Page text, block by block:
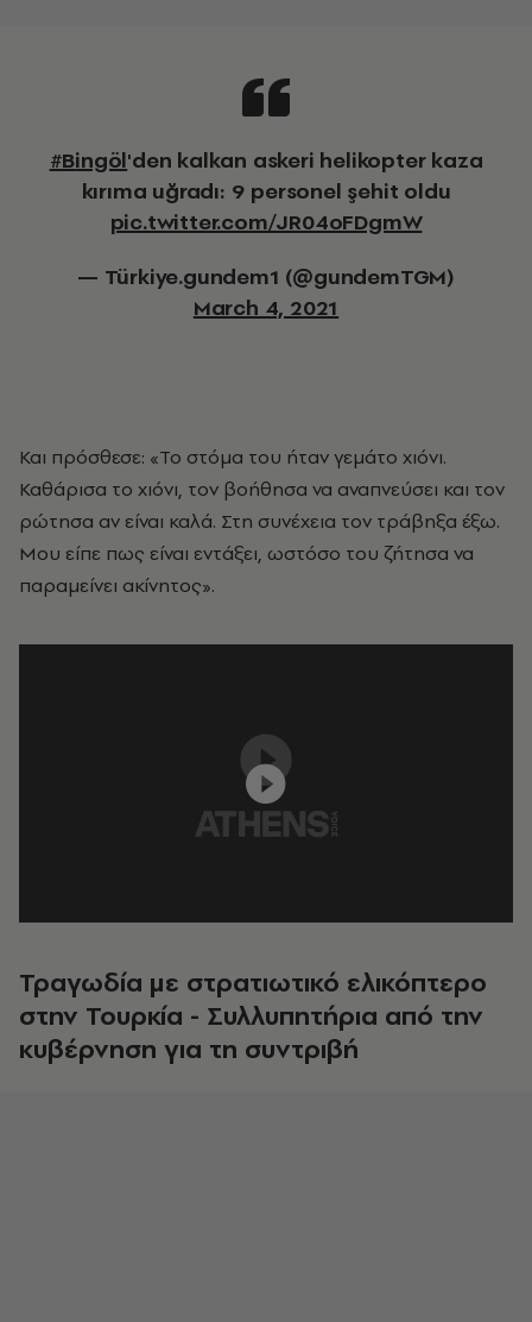
#Bingöl'den kalkan askeri helikopter kaza
kırıma uğradı: 9 personel şehit oldu
pic.twitter.com/JR04oFDgmW
— Türkiye.gundem1 (@gundemTGM)
March 4, 2021
Και πρόσθεσε: «Το στόμα του ήταν γεμάτο χιόνι.
Καθάρισα το χιόνι, τον βοήθησα να αναπνεύσει και τον
ρώτησα αν είναι καλά. Στη συνέχεια τον τράβηξα έξω.
Μου είπε πως είναι εντάξει, ωστόσο του ζήτησα να
παραμείνει ακίνητος».
Τραγωδία με στρατιωτικό ελικόπτερο
στην Τουρκία - Συλλυπητήρια από την
κυβέρνηση για τη συντριβή